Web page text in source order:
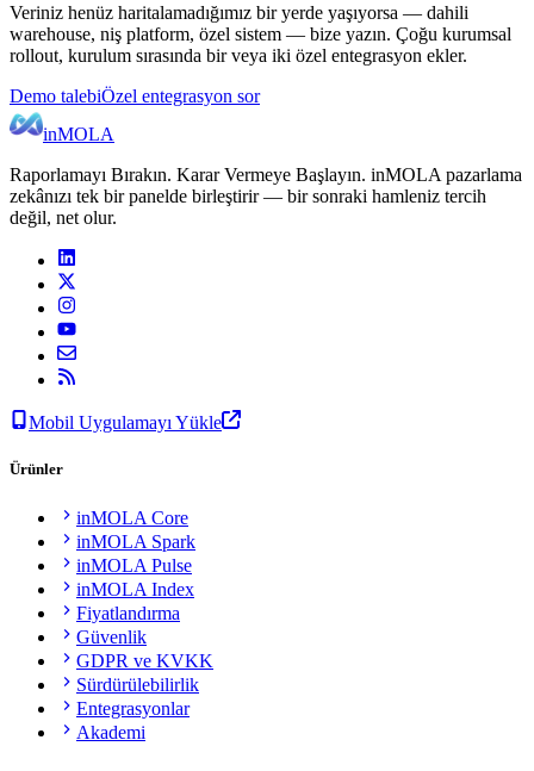
Veriniz henüz haritalamadığımız bir yerde yaşıyorsa — dahili
warehouse, niş platform, özel sistem — bize yazın. Çoğu kurumsal
rollout, kurulum sırasında bir veya iki özel entegrasyon ekler.
Demo talebiÖzel entegrasyon sor
inMOLA
Raporlamayı Bırakın. Karar Vermeye Başlayın. inMOLA pazarlama
zekânızı tek bir panelde birleştirir — bir sonraki hamleniz tercih
değil, net olur.
Mobil Uygulamayı Yükle
Ürünler
inMOLA Core
inMOLA Spark
inMOLA Pulse
inMOLA Index
Fiyatlandırma
Güvenlik
GDPR ve KVKK
Sürdürülebilirlik
Entegrasyonlar
Akademi